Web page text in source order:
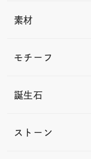
素材
モチーフ
誕生石
ストーン